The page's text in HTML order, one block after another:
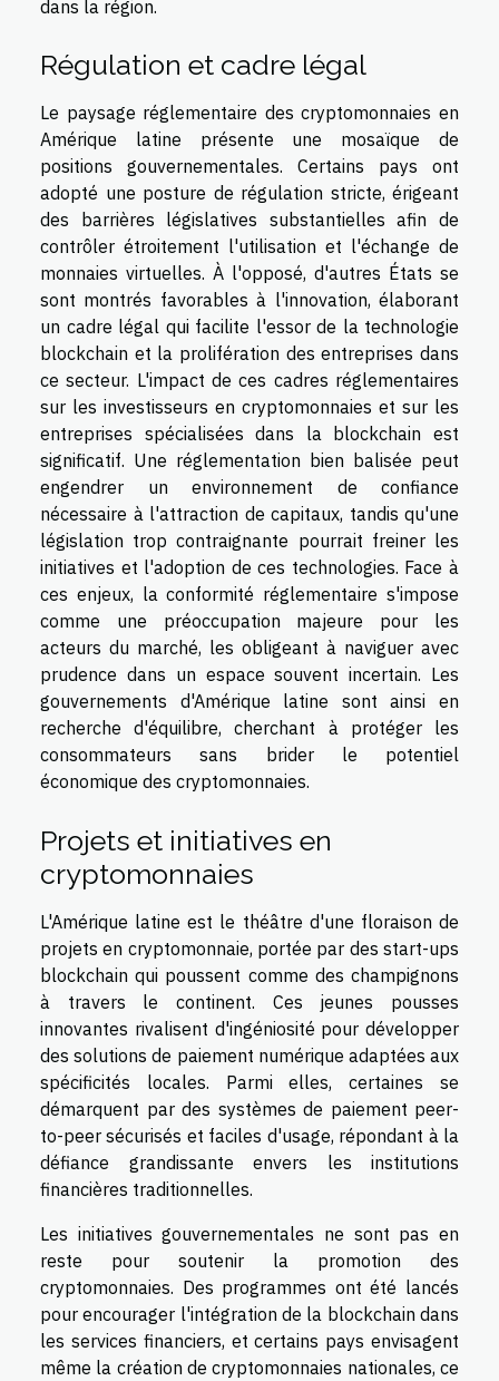
dans la région.
Régulation et cadre légal
Le paysage réglementaire des cryptomonnaies en
Amérique latine présente une mosaïque de
positions gouvernementales. Certains pays ont
adopté une posture de régulation stricte, érigeant
des barrières législatives substantielles afin de
contrôler étroitement l'utilisation et l'échange de
monnaies virtuelles. À l'opposé, d'autres États se
sont montrés favorables à l'innovation, élaborant
un cadre légal qui facilite l'essor de la technologie
blockchain et la prolifération des entreprises dans
ce secteur. L'impact de ces cadres réglementaires
sur les investisseurs en cryptomonnaies et sur les
entreprises spécialisées dans la blockchain est
significatif. Une réglementation bien balisée peut
engendrer un environnement de confiance
nécessaire à l'attraction de capitaux, tandis qu'une
législation trop contraignante pourrait freiner les
initiatives et l'adoption de ces technologies. Face à
ces enjeux, la conformité réglementaire s'impose
comme une préoccupation majeure pour les
acteurs du marché, les obligeant à naviguer avec
prudence dans un espace souvent incertain. Les
gouvernements d'Amérique latine sont ainsi en
recherche d'équilibre, cherchant à protéger les
consommateurs sans brider le potentiel
économique des cryptomonnaies.
Projets et initiatives en
cryptomonnaies
L'Amérique latine est le théâtre d'une floraison de
projets en cryptomonnaie, portée par des start-ups
blockchain qui poussent comme des champignons
à travers le continent. Ces jeunes pousses
innovantes rivalisent d'ingéniosité pour développer
des solutions de paiement numérique adaptées aux
spécificités locales. Parmi elles, certaines se
démarquent par des systèmes de paiement peer-
to-peer sécurisés et faciles d'usage, répondant à la
défiance grandissante envers les institutions
financières traditionnelles.
Les initiatives gouvernementales ne sont pas en
reste pour soutenir la promotion des
cryptomonnaies. Des programmes ont été lancés
pour encourager l'intégration de la blockchain dans
les services financiers, et certains pays envisagent
même la création de cryptomonnaies nationales, ce